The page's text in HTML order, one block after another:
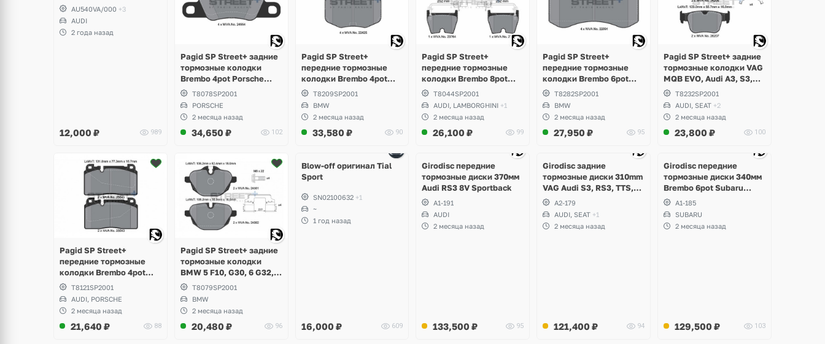
AU540VA/000 +3
AUDI
2 года назад
12,000 ₽ 989
Pagid SP Street+ задние
тормозные колодки
Brembo 4pot Porsche
Panamera Sport Turismo
T8078SP2001
PORSCHE
2 месяца назад
34,650 ₽ 102
Pagid SP Street+
передние тормозные
колодки Brembo 4pot
BMW M-Perfomance G-
Series, Toyota Supra GR
A90
T8209SP2001
BMW
2 месяца назад
33,580 ₽ 90
Pagid SP Street+
передние тормозные
колодки Brembo 8pot
Audi RS3, RS4 B8, RS5,
RSQ3, TTRS, R8,
Lamborghini Gallardo,
Volkswagen Phaeton
W12
T8044SP2001
AUDI, LAMBORGHINI +1
2 месяца назад
26,100 ₽ 99
Pagid SP Street+
передние тормозные
колодки Brembo 6pot
BMW M2 G87, M3 G80,
G81, M4 G82 Competition
T8282SP2001
BMW
2 месяца назад
27,950 ₽ 95
Pagid SP Street+ задние
тормозные колодки VAG
MQB EVO, Audi A3, S3,
RS3, Q3, Volkswagen
Golf 8 R, GTI, Tiguan,
Passat B9, Seat Leon,
Formentor Cupra
T8232SP2001
AUDI, SEAT +2
2 месяца назад
23,800 ₽ 100
Pagid SP Street+
передние тормозные
колодки Brembo 4pot
VAG Audi A6 C7, A7, Q5
8R, Porsche Macan 2.0
T8121SP2001
AUDI, PORSCHE
2 месяца назад
21,640 ₽ 88
Pagid SP Street+ задние
тормозные колодки
BMW 5 F10, G30, 6 G32, 7
G11, G12, X3 F25, G01, X4
F26, G02, X5 G05, X6
G06, Z4 E89, i8
T8079SP2001
BMW
2 месяца назад
20,480 ₽ 96
Blow-off оригинал Tial
Sport
SN02100632 +1
~
1 год назад
16,000 ₽ 609
Girodisc передние
тормозные диски 370мм
Audi RS3 8V Sportback
A1-191
AUDI
2 месяца назад
133,500 ₽ 95
Girodisc задние
тормозные диски 310mm
VAG Audi S3, RS3, TTS,
TTRS, Volkswagen Golf R,
Passat, Arteon, Tiguan,
Seat Leon, Formentor
Cupra
A2-179
AUDI, SEAT +1
2 месяца назад
121,400 ₽ 94
Girodisc передние
тормозные диски 340мм
Brembo 6pot Subaru
Impreza WRX STI Spec-C
A1-185
SUBARU
2 месяца назад
129,500 ₽ 103